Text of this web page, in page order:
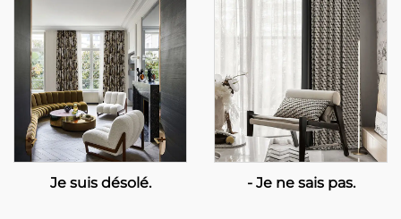
Je suis désolé. - Je ne sais pas.